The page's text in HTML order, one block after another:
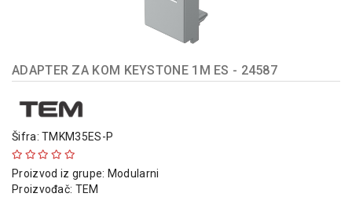
Instalacioni
Napajanja
kontrola
osvetljenja
ADAPTER ZA KOM KEYSTONE 1M ES - 24587
Šifra: TMKM35ES-P
Proizvod iz grupe: Modularni
Proizvođač: TEM